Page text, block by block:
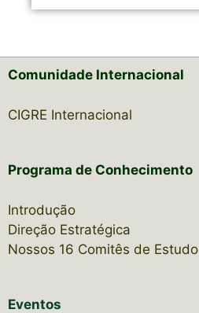
Comunidade Internacional
CIGRE Internacional
Programa de Conhecimento
Introdução
Direção Estratégica
Nossos 16 Comitês de Estudo
Eventos